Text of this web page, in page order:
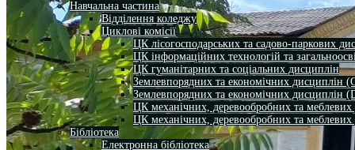
Навчальна частина
Відділення коледжу
Циклові комісії
ЦК лісогосподарських та садово-паркових
ЦК інформаційних технологій та
ЦК гуманітарних та соціальних дисциплін
Землевпорядних та економічних дисциплін
Землевпорядних та економічних дисциплін
ЦК механічних, деревообробних та
ЦК механічних, деревообробних та
Бібліотека
Електронна бібліотека